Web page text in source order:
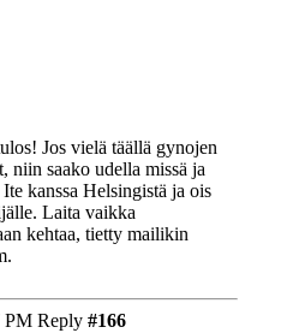
Jos vielä täällä gynojen
niin saako udella missä ja
kanssa Helsingistä ja ois
Laita vaikka
kehtaa, tietty mailikin
PM Reply #166